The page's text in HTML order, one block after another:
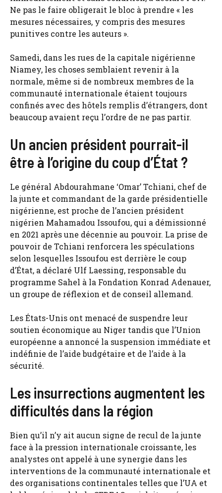
Ne pas le faire obligerait le bloc à prendre « les
mesures nécessaires, y compris des mesures
punitives contre les auteurs ».
Samedi, dans les rues de la capitale nigérienne
Niamey, les choses semblaient revenir à la
normale, même si de nombreux membres de la
communauté internationale étaient toujours
confinés avec des hôtels remplis d’étrangers, dont
beaucoup avaient reçu l’ordre de ne pas partir.
Un ancien président pourrait-il
être à l’origine du coup d’État ?
Le général Abdourahmane ‘Omar’ Tchiani, chef de
la junte et commandant de la garde présidentielle
nigérienne, est proche de l’ancien président
nigérien Mahamadou Issoufou, qui a démissionné
en 2021 après une décennie au pouvoir. La prise de
pouvoir de Tchiani renforcera les spéculations
selon lesquelles Issoufou est derrière le coup
d’État, a déclaré Ulf Laessing, responsable du
programme Sahel à la Fondation Konrad Adenauer,
un groupe de réflexion et de conseil allemand.
Les États-Unis ont menacé de suspendre leur
soutien économique au Niger tandis que l’Union
européenne a annoncé la suspension immédiate et
indéfinie de l’aide budgétaire et de l’aide à la
sécurité.
Les insurrections augmentent les
difficultés dans la région
Bien qu’il n’y ait aucun signe de recul de la junte
face à la pression internationale croissante, les
analystes ont appelé à une synergie dans les
interventions de la communauté internationale et
des organisations continentales telles que l’UA et